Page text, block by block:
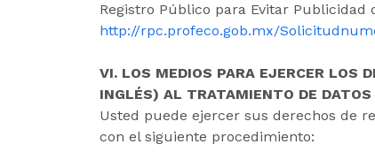
Registro Público para Evitar
http://rpc.profeco.gob.mx/
VI. LOS MEDIOS PARA EJERCER LOS
INGLÉS) AL TRATAMIENTO DE DATOS
Usted puede ejercer sus derechos de
con el siguiente procedimiento: